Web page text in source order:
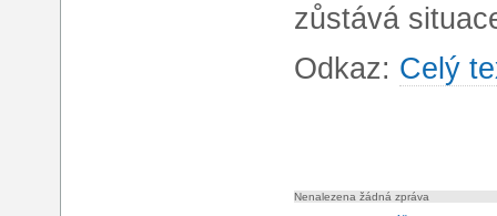
zůstává
Odkaz: Celý
Nenalezena žádná zpráva